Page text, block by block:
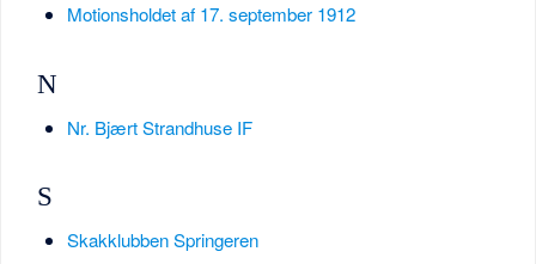
Motionsholdet af 17. september 1912
N
Nr. Bjært Strandhuse IF
S
Skakklubben Springeren